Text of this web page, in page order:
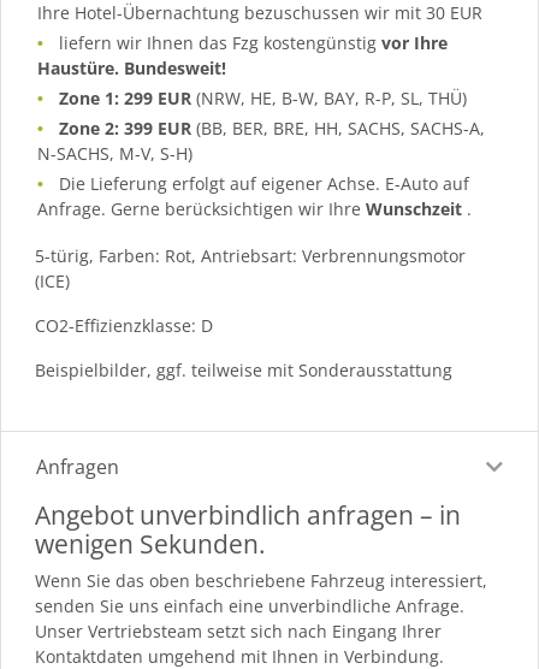
Ihre Hotel-Übernachtung bezuschussen wir mit 30 EUR
liefern wir Ihnen das Fzg kostengünstigvor Ihre
Haustüre. Bundesweit!
Zone 1: 299 EUR (NRW, HE, B-W, BAY, R-P, SL, THÜ)
Zone 2: 399 EUR (BB, BER, BRE, HH, SACHS, SACHS-A,
N-SACHS, M-V, S-H)
Die Lieferung erfolgt auf eigener Achse. E-Auto auf
Anfrage. Gerne berücksichtigen wir Ihre Wunschzeit .
5-türig, Farben: Rot, Antriebsart: Verbrennungsmotor
(ICE)
CO2-Effizienzklasse: D
Beispielbilder, ggf. teilweise mit Sonderausstattung
Anfragen
Angebot unverbindlich anfragen – in
wenigen Sekunden.
Wenn Sie das oben beschriebene Fahrzeug interessiert,
senden Sie uns einfach eine unverbindliche Anfrage.
Unser Vertriebsteam setzt sich nach Eingang Ihrer
Kontaktdaten umgehend mit Ihnen in Verbindung.